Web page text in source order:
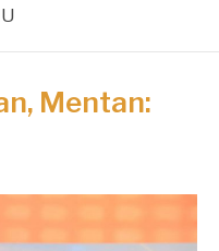
Mentan: